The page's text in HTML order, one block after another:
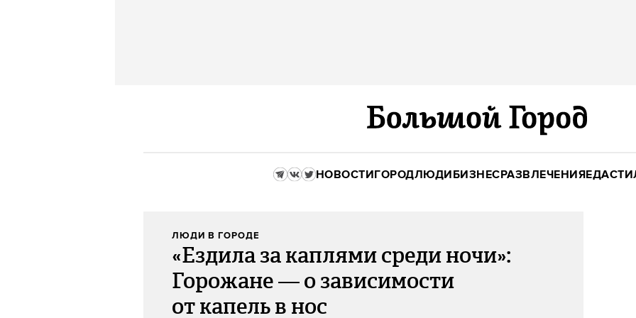
НОВОСТИГОРОДЛЮДИБИЗНЕСРАЗВЛЕЧЕНИЯЕДА
ЛЮДИ В ГОРОДЕ
«Ездила за каплями среди ночи»:
Горожане — о зависимости
от капель в нос